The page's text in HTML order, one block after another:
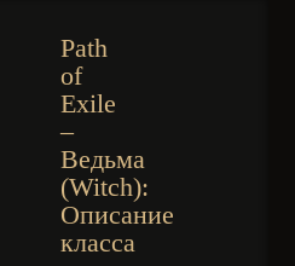
Path
of
Exile
–
Ведьма
(Witch):
Описание
класса